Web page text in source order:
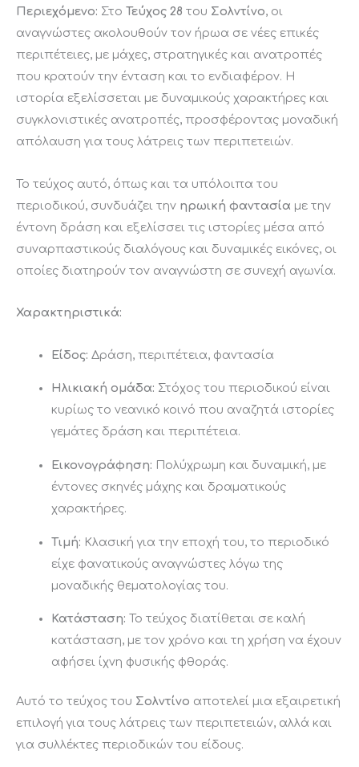
Περιεχόμενο: Στο Τεύχος 28 του Σολντίνο, οι
αναγνώστες ακολουθούν τον ήρωα σε νέες επικές
περιπέτειες, με μάχες, στρατηγικές και ανατροπές
που κρατούν την ένταση και το ενδιαφέρον. Η
ιστορία εξελίσσεται με δυναμικούς χαρακτήρες και
συγκλονιστικές ανατροπές, προσφέροντας μοναδική
απόλαυση για τους λάτρεις των περιπετειών.
Το τεύχος αυτό, όπως και τα υπόλοιπα του
περιοδικού, συνδυάζει την ηρωική φαντασία με την
έντονη δράση και εξελίσσει τις ιστορίες μέσα από
συναρπαστικούς διαλόγους και δυναμικές εικόνες, οι
οποίες διατηρούν τον αναγνώστη σε συνεχή αγωνία.
Χαρακτηριστικά:
Είδος: Δράση, περιπέτεια, φαντασία
Ηλικιακή ομάδα: Στόχος του περιοδικού είναι
κυρίως το νεανικό κοινό που αναζητά ιστορίες
γεμάτες δράση και περιπέτεια.
Εικονογράφηση: Πολύχρωμη και δυναμική, με
έντονες σκηνές μάχης και δραματικούς
χαρακτήρες.
Τιμή: Κλασική για την εποχή του, το περιοδικό
είχε φανατικούς αναγνώστες λόγω της
μοναδικής θεματολογίας του.
Κατάσταση: Το τεύχος διατίθεται σε καλή
κατάσταση, με τον χρόνο και τη χρήση να έχουν
αφήσει ίχνη φυσικής φθοράς.
Αυτό το τεύχος του Σολντίνο αποτελεί μια εξαιρετική
επιλογή για τους λάτρεις των περιπετειών, αλλά και
για συλλέκτες περιοδικών του είδους.